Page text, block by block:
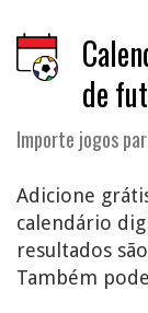
de
Importe jogos
Adicione
calendário
resultados
Também